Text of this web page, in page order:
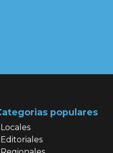
populares
Locales
Editoriales